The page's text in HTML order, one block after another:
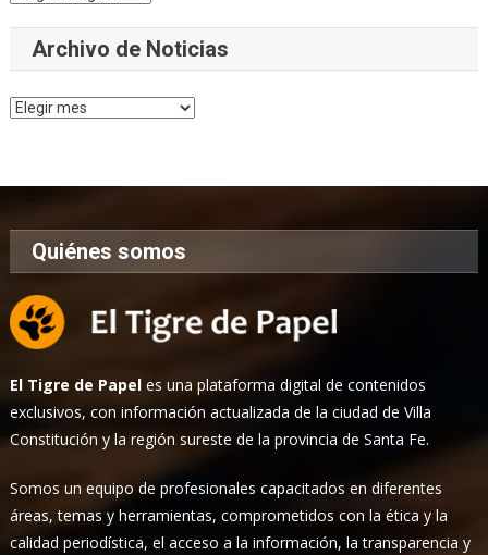
Archivo de Noticias
Archivo
Quiénes somos
El Tigre de Papel es una plataforma digital de contenidos
exclusivos, con información actualizada de la ciudad de Villa
Constitución y la región sureste de la provincia de Santa Fe.
Somos un equipo de profesionales capacitados en diferentes
áreas, temas y herramientas, comprometidos con la ética y la
calidad periodística, el acceso a la información, la transparencia y